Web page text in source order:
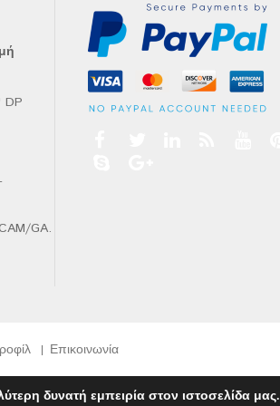
DP
GA.
Επικοινωνία
δυνατή εμπειρία στον ιστοσελίδα μας.